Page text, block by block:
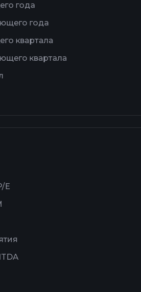
года
года
квартала
квартала
E